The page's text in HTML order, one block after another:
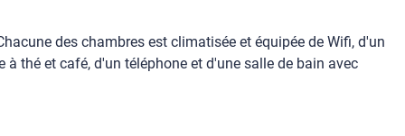
des chambres est climatisée et équipée de Wifi, d'un
thé et café, d'un téléphone et d'une salle de bain avec